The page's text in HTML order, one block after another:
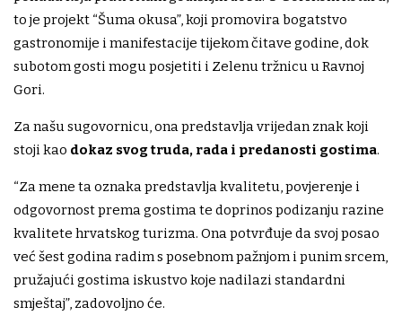
to je projekt “Šuma okusa”, koji promovira bogatstvo
gastronomije i manifestacije tijekom čitave godine, dok
subotom gosti mogu posjetiti i Zelenu tržnicu u Ravnoj
Gori.
Za našu sugovornicu, ona predstavlja vrijedan znak koji
stoji kao dokaz svog truda, rada i predanosti gostima.
“Za mene ta oznaka predstavlja kvalitetu, povjerenje i
odgovornost prema gostima te doprinos podizanju razine
kvalitete hrvatskog turizma. Ona potvrđuje da svoj posao
već šest godina radim s posebnom pažnjom i punim srcem,
pružajući gostima iskustvo koje nadilazi standardni
smještaj”, zadovoljno će.